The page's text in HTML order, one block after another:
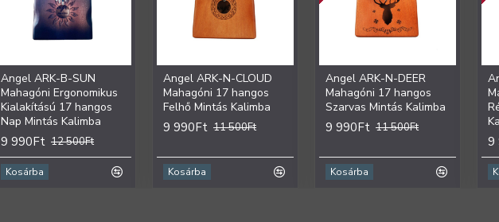
Angel ARK-B-SUN
Mahagóni Ergonomikus
Kialakítású 17 hangos
Nap Mintás Kalimba
9 990Ft 12 500Ft
Kosárba
Angel ARK-N-CLOUD
Mahagóni 17 hangos
Felhő Mintás Kalimba
9 990Ft 11 500Ft
Kosárba
Angel ARK-N-DEER
Mahagóni 17 hangos
Szarvas Mintás Kalimba
9 990Ft 11 500Ft
Kosárba
9